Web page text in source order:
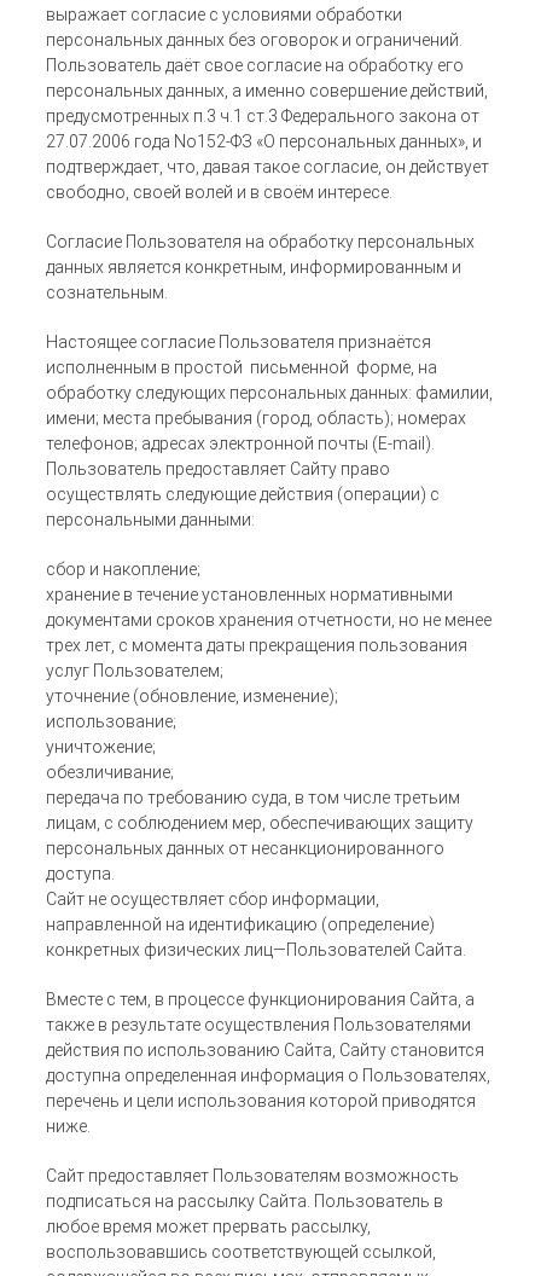
выражает согласие с условиями обработки
персональных данных без оговорок и ограничений.
Пользователь даёт свое согласие на обработку его
персональных данных, а именно совершение действий,
предусмотренных п.3 ч.1 ст.3 Федерального закона от
27.07.2006 года No152-ФЗ «О персональных данных», и
подтверждает, что, давая такое согласие, он действует
свободно, своей волей и в своём интересе.
Согласие Пользователя на обработку персональных
данных является конкретным, информированным и
сознательным.
Настоящее согласие Пользователя признаётся
исполненным в простой письменной форме, на
обработку следующих персональных данных: фамилии,
имени; места пребывания (город, область); номерах
телефонов; адресах электронной почты (E-mail).
Пользователь предоставляет Сайту право
осуществлять следующие действия (операции) с
персональными данными:
сбор и накопление;
хранение в течение установленных нормативными
документами сроков хранения отчетности, но не менее
трех лет, с момента даты прекращения пользования
услуг Пользователем;
уточнение (обновление, изменение);
использование;
уничтожение;
обезличивание;
передача по требованию суда, в том числе третьим
лицам, с соблюдением мер, обеспечивающих защиту
персональных данных от несанкционированного
доступа.
Сайт не осуществляет сбор информации,
направленной на идентификацию (определение)
конкретных физических лиц—Пользователей Сайта.
Вместе с тем, в процессе функционирования Сайта, а
также в результате осуществления Пользователями
действия по использованию Сайта, Сайту становится
доступна определенная информация о Пользователях,
перечень и цели использования которой приводятся
ниже.
Сайт предоставляет Пользователям возможность
подписаться на рассылку Сайта. Пользователь в
любое время может прервать рассылку,
воспользовавшись соответствующей ссылкой,